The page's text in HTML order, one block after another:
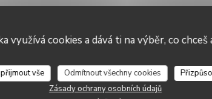
využívá cookies a dává ti na výběr, co
vše Odmítnout všechny cookies
Zásady ochrany osobních údajů